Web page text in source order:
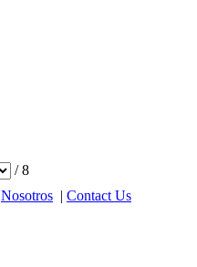
/ 8
Nosotros | Contact Us